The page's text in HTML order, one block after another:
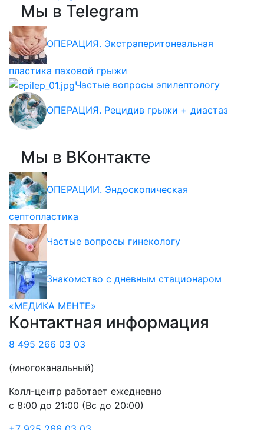
Мы в Telegram
ОПЕРАЦИЯ. Экстраперитонеальная
пластика паховой грыжи
Частые вопросы эпилептологу
ОПЕРАЦИЯ. Рецидив грыжи + диастаз
Мы в ВКонтакте
ОПЕРАЦИИ. Эндоскопическая
септопластика
Частые вопросы гинекологу
Знакомство с дневным стационаром
«МЕДИКА МЕНТЕ»
Контактная информация
8 495 266 03 03
(многоканальный)
Колл-центр работает ежедневно
с 8:00 до 21:00 (Вс до 20:00)